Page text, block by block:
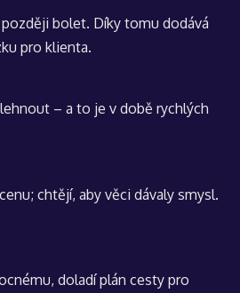
bolet. Díky tomu dodává
pro klienta.
– a to je v době rychlých
chtějí, aby věci dávaly smysl.
doladí plán cesty pro